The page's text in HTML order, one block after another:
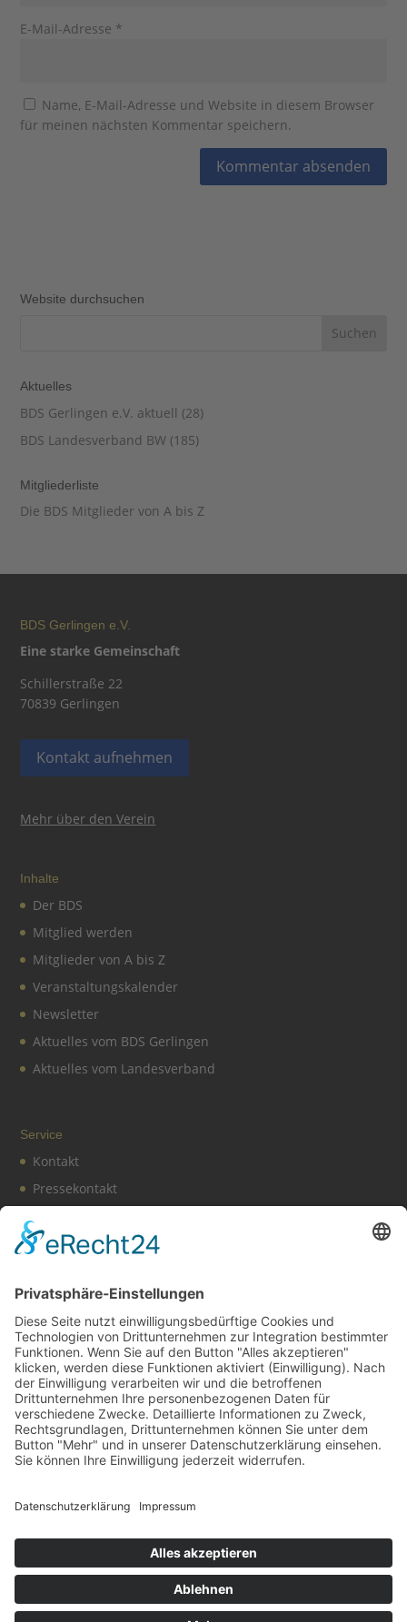
E-Mail-Adresse *
Name, E-Mail-Adresse und Website in diesem Browser
für meinen nächsten Kommentar speichern.
Website durchsuchen
Aktuelles
BDS Gerlingen e.V. aktuell (28)
BDS Landesverband BW (185)
Mitgliederliste
Die BDS Mitglieder von A bis Z
BDS Gerlingen e.V.
Eine starke Gemeinschaft
Schillerstraße 22
70839 Gerlingen
Kontakt aufnehmen
Mehr über den Verein
Inhalte
Der BDS
Mitglied werden
Mitglieder von A bis Z
Veranstaltungskalender
Newsletter
Aktuelles vom BDS Gerlingen
Aktuelles vom Landesverband
Service
Kontakt
Pressekontakt
Impressum
Cookie-Einstellungen
BDS News – immer aktuell
Melden Sie sich zu unseremNewsletteran und verpassen
Sie keine aktuellen Tipps mehr rund um unsere Aktionen,
wie z. B. verkaufsoffene Sonntage, After-Work-Parties und
das aktuelle Unternehmer-Geschehen in Gerlingen!